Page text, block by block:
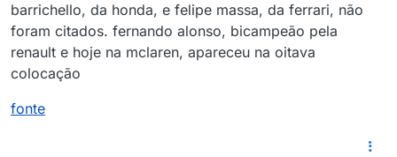
barrichello, da honda, e felipe massa, da ferrari, não
foram citados. fernando alonso, bicampeão pela
renault e hoje na mclaren, apareceu na oitava
colocação
fonte